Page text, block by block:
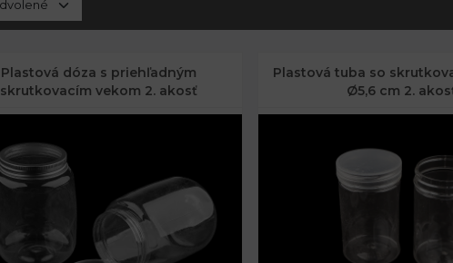
Plastová dóza s priehľadným
skrutkovacím vekom 2. akosť
Plastová tuba so
Ø5,6 cm 2.